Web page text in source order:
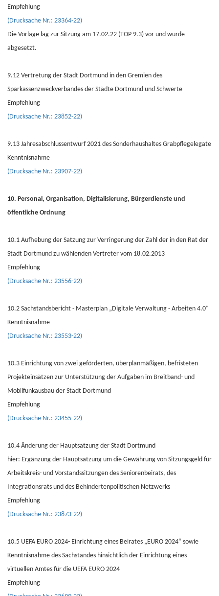
Empfehlung
(Drucksache Nr.: 23364-22)
Die Vorlage lag zur Sitzung am 17.02.22 (TOP 9.3) vor und wurde
abgesetzt.
9.12 Vertretung der Stadt Dortmund in den Gremien des
Sparkassenzweckverbandes der Städte Dortmund und Schwerte
Empfehlung
(Drucksache Nr.: 23852-22)
9.13 Jahresabschlussentwurf 2021 des Sonderhaushaltes Grabpflegelegate
Kenntnisnahme
(Drucksache Nr.: 23907-22)
10. Personal, Organisation, Digitalisierung, Bürgerdienste und
öffentliche Ordnung
10.1 Aufhebung der Satzung zur Verringerung der Zahl der in den Rat der
Stadt Dortmund zu wählenden Vertreter vom 18.02.2013
Empfehlung
(Drucksache Nr.: 23556-22)
10.2 Sachstandsbericht - Masterplan „Digitale Verwaltung - Arbeiten 4.0“
Kenntnisnahme
(Drucksache Nr.: 23553-22)
10.3 Einrichtung von zwei geförderten, überplanmäßigen, befristeten
Projekteinsätzen zur Unterstützung der Aufgaben im Breitband- und
Mobilfunkausbau der Stadt Dortmund
Empfehlung
(Drucksache Nr.: 23455-22)
10.4 Änderung der Hauptsatzung der Stadt Dortmund
hier: Ergänzung der Hauptsatzung um die Gewährung von Sitzungsgeld für
Arbeitskreis- und Vorstandssitzungen des Seniorenbeirats, des
Integrationsrats und des Behindertenpolitischen Netzwerks
Empfehlung
(Drucksache Nr.: 23873-22)
10.5 UEFA EURO 2024- Einrichtung eines Beirates „EURO 2024“ sowie
Kenntnisnahme des Sachstandes hinsichtlich der Einrichtung eines
virtuellen Amtes für die UEFA EURO 2024
Empfehlung